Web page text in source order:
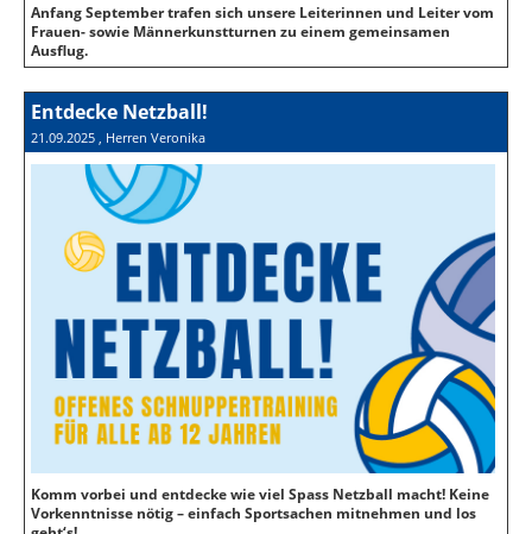
Anfang September trafen sich unsere Leiterinnen und Leiter vom
Frauen- sowie Männerkunstturnen zu einem gemeinsamen
Ausflug.
Entdecke Netzball!
21.09.2025 , Herren Veronika
Komm vorbei und entdecke wie viel Spass Netzball macht! Keine
Vorkenntnisse nötig – einfach Sport­sachen mitnehmen und los